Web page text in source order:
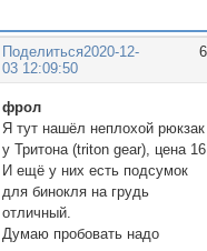
Поделиться2020-12-
03 12:09:50
фрол
Я тут нашёл неплохой рюкзак
у Тритона (triton gear), цена
И ещё у них есть подсумок
для бинокля на грудь
отличный.
Думаю пробовать надо